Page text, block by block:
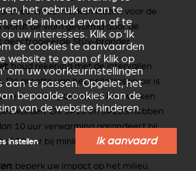
in een muurnis, kan kiezen voor de
wordt de vlam gevormd door de
geoctrooieerde Stûv-brander .
: houd rekening met de intervallen
De grootte van het pelletreservoir is
hoe lang de kachel kan werken
worden. De sP10 en sP20S hebben
10 uur verwarming garandeert bij
of 30 uur bij minimale capaciteit.
: beperk uw impact op het milieu.
het gebruik ervan te
en de inhoud ervan af te
uw interesses. Klik op ‘Ik
de cookies te aanvaarden
website te gaan of klik op
om uw voorkeurinstellingen
aan te passen. Opgelet, het
bepaalde cookies kan de
van de website hinderen.
instellen Ik aanvaard